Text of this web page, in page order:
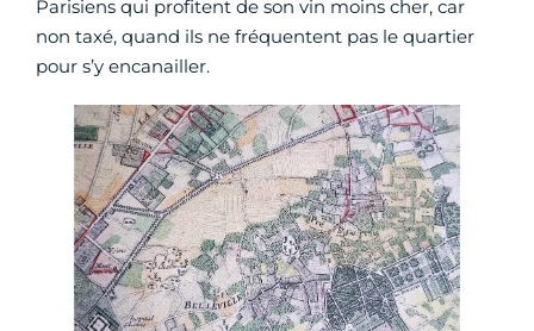
Parisiens qui profitent de son vin moins cher, car
non taxé, quand ils ne fréquentent pas le quartier
pour s’y encanailler.